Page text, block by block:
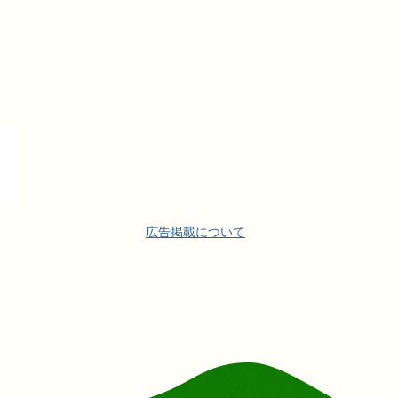
広告掲載について